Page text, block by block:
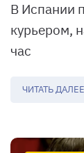
В Испании
курьером,
час
ЧИТАТЬ ДАЛЕЕ